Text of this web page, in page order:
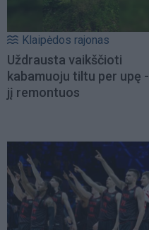
Klaipėdos rajonas
Uždrausta vaikščioti
kabamuoju tiltu per upę -
jį remontuos